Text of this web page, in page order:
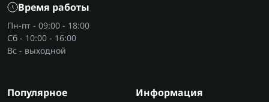
Время работы
Пн-пт - 09:00 - 18:00
Сб - 10:00 - 16:00
Вс - выходной
Популярное Информация